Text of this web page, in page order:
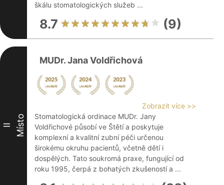
škálu stomatologických služeb ...
8.7 (9)
II Místo
MUDr. Jana Voldřichová
Zobrazit více >>
Stomatologická ordinace MUDr. Jany
Voldřichové působí ve Štětí a poskytuje
komplexní a kvalitní zubní péči určenou
širokému okruhu pacientů, včetně dětí i
dospělých. Tato soukromá praxe, fungující od
roku 1995, čerpá z bohatých zkušeností a ...